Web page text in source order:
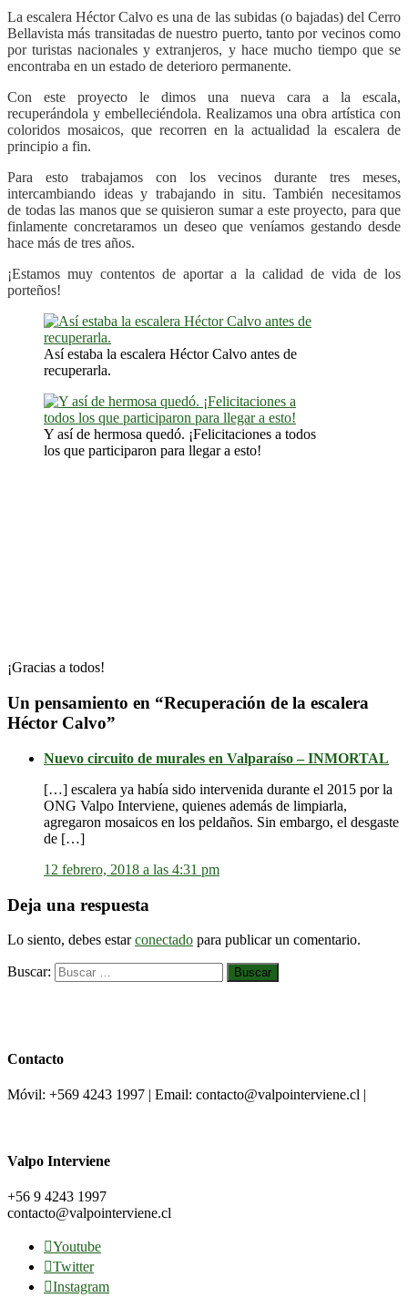
La escalera Héctor Calvo es una de las subidas (o bajadas) del Cerro
Bellavista más transitadas de nuestro puerto, tanto por vecinos como
por turistas nacionales y extranjeros, y hace mucho tiempo que se
encontraba en un estado de deterioro permanente.
Con este proyecto le dimos una nueva cara a la escala,
recuperándola y embelleciéndola. Realizamos una obra artística con
coloridos mosaicos, que recorren en la actualidad la escalera de
principio a fin.
Para esto trabajamos con los vecinos durante tres meses,
intercambiando ideas y trabajando in situ. También necesitamos
de todas las manos que se quisieron sumar a este proyecto, para que
finlamente concretaramos un deseo que veníamos gestando desde
hace más de tres años.
¡Estamos muy contentos de aportar a la calidad de vida de los
porteños!
Así estaba la escalera Héctor Calvo antes de
recuperarla.
Y así de hermosa quedó. ¡Felicitaciones a todos
los que participaron para llegar a esto!
¡Gracias a todos!
Un pensamiento en “Recuperación de la escalera
Héctor Calvo”
Nuevo circuito de murales en Valparaíso – INMORTAL
[…] escalera ya había sido intervenida durante el 2015 por la
ONG Valpo Interviene, quienes además de limpiarla,
agregaron mosaicos en los peldaños. Sin embargo, el desgaste
de […]
12 febrero, 2018 a las 4:31 pm
Deja una respuesta
Lo siento, debes estarconectado para publicar un comentario.
Buscar:
Contacto
Móvil: +569 4243 1997 | Email: contacto@valpointerviene.cl |
Valpo Interviene
+56 9 4243 1997
contacto@valpointerviene.cl
Youtube
Twitter
Instagram